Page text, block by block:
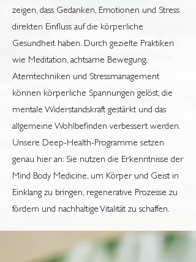
zeigen, dass Gedanken, Emotionen und Stress
direkten Einfluss auf die körperliche
Gesundheit haben. Durch gezielte Praktiken
wie Meditation, achtsame Bewegung,
Atemtechniken und Stressmanagement
können körperliche Spannungen gelöst, die
mentale Widerstandskraft gestärkt und das
allgemeine Wohlbefinden verbessert werden.
Unsere Deep-Health-Programme setzen
genau hier an: Sie nutzen die Erkenntnisse der
Mind Body Medicine, um Körper und Geist in
Einklang zu bringen, regenerative Prozesse zu
fördern und nachhaltige Vitalität zu schaffen.